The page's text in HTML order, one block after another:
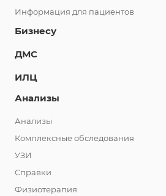
Информация для пациентов
Бизнесу
ДМС
ИЛЦ
Анализы
Анализы
Комплексные обследования
УЗИ
Справки
Физиотерапия